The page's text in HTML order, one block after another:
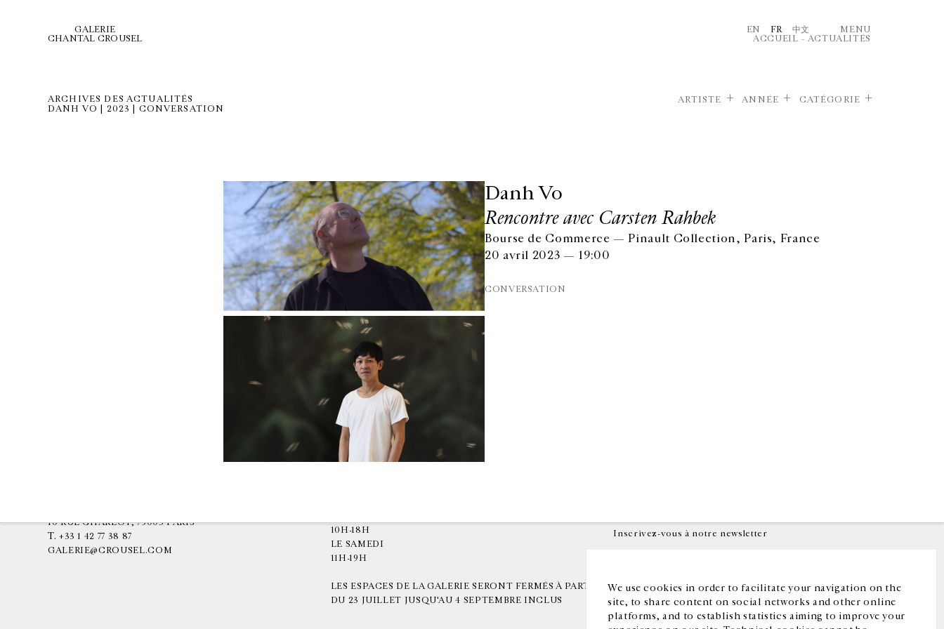
We use cookies in order to facilitate your navigation on the
site, to share content on social networks and other online
platforms, and to establish statistics aiming to improve your
GALERIE
CHANTAL CROUSEL
EN FR 中文
MENU
ACCUEIL – ACTUALITÉS
ARCHIVES DES ACTUALITÉS
DANH VO | 2023 | CONVERSATION
ARTISTE ANNÉE CATÉGORIE
Danh Vo
Rencontre avec Carsten Rahbek
Bourse de Commerce — Pinault Collection, Paris, France
20 avril 2023 — 19:00
CONVERSATION
10 RUE CHARLOT, 75003 PARIS
T. +33 1 42 77 38 87
GALERIE@CROUSEL.COM
10H-18H
LE SAMEDI
11H-19H
LES ESPACES DE LA GALERIE SERONT FERMÉS À PARTIR
DU 23 JUILLET JUSQU'AU 4 SEPTEMBRE INCLUS
Inscrivez-vous à notre newsletter